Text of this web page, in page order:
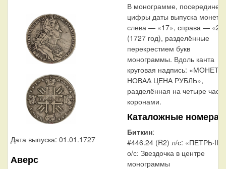
Дата выпуска: 01.01.1727
Аверс
В монограмме, посередине,
цифры даты выпуска монеты:
слева — «17», справа —
(1727 год), разделённые
перекрестием букв
монограммы. Вдоль канта
круговая надпись: «МОНЕТА
НОВАѦ ЦЕНА РУБЛЬ»,
разделённая на четыре части
коронами.
Каталожные номера
Биткин:
#446.24 (R2) л/с:
о/с: Звездочка в центре
монограммы